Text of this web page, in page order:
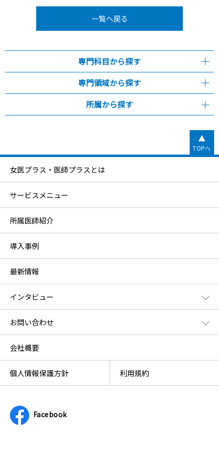
一覧へ戻る
専門科目から探す
専門領域から探す
所属から探す
TOPへ
女医プラス・医師プラスとは
サービスメニュー
所属医師紹介
導入事例
最新情報
インタビュー
お問い合わせ
会社概要
個人情報保護方針 利用規約
Facebook